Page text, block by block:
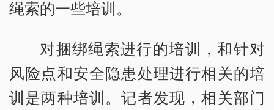
绳索的一些培训。
对捆绑绳索进行的培训，和针对
风险点和安全隐患处理进行相关的培
训是两种培训。记者发现，相关部门